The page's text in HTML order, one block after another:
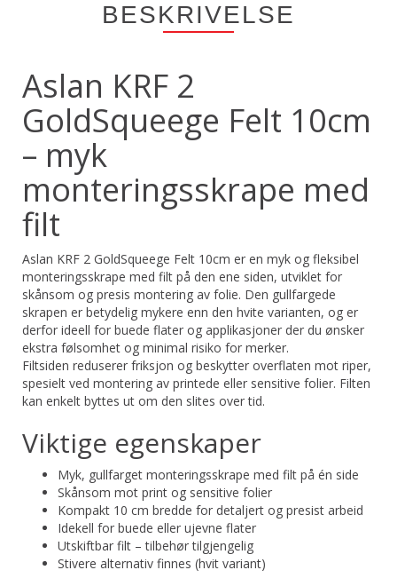
BESKRIVELSE
Aslan KRF 2
GoldSqueege Felt 10cm
– myk
monteringsskrape med
filt
Aslan KRF 2 GoldSqueege Felt 10cm er en myk og fleksibel
monteringsskrape med filt på den ene siden, utviklet for
skånsom og presis montering av folie. Den gullfargede
skrapen er betydelig mykere enn den hvite varianten, og er
derfor ideell for buede flater og applikasjoner der du ønsker
ekstra følsomhet og minimal risiko for merker.
Filtsiden reduserer friksjon og beskytter overflaten mot riper,
spesielt ved montering av printede eller sensitive folier. Filten
kan enkelt byttes ut om den slites over tid.
Viktige egenskaper
Myk, gullfarget monteringsskrape med filt på én side
Skånsom mot print og sensitive folier
Kompakt 10 cm bredde for detaljert og presist arbeid
Idekell for buede eller ujevne flater
Utskiftbar filt – tilbehør tilgjengelig
Stivere alternativ finnes (hvit variant)